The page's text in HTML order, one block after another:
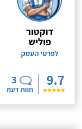
דוקטור
פוליש
לפרטי העסק
9.7
3
חוות דעת